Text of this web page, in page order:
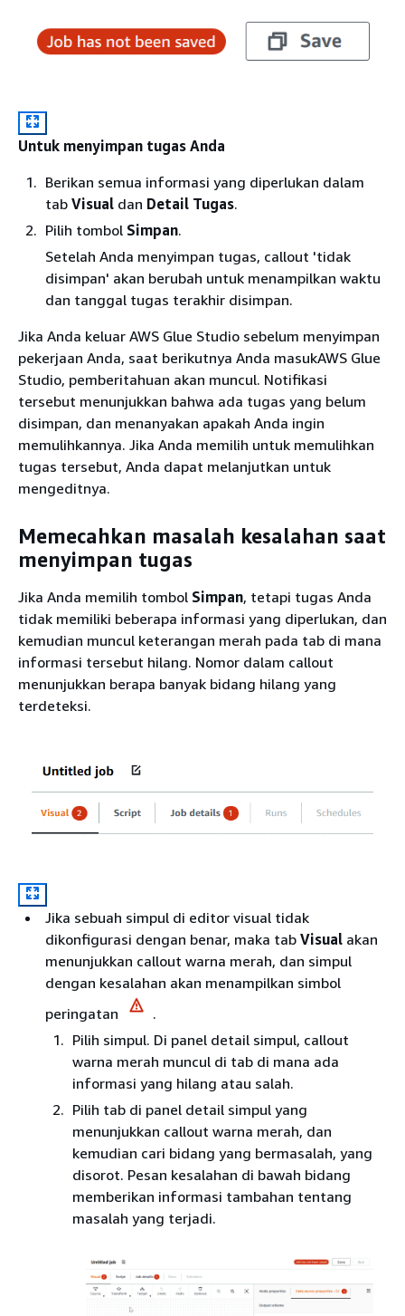
Untuk menyimpan tugas Anda
Berikan semua informasi yang diperlukan dalam
tab Visual dan Detail Tugas.
Pilih tombol Simpan.
Setelah Anda menyimpan tugas, callout 'tidak
disimpan' akan berubah untuk menampilkan waktu
dan tanggal tugas terakhir disimpan.
Jika Anda keluar AWS Glue Studio sebelum menyimpan
pekerjaan Anda, saat berikutnya Anda masukAWS Glue
Studio, pemberitahuan akan muncul. Notifikasi
tersebut menunjukkan bahwa ada tugas yang belum
disimpan, dan menanyakan apakah Anda ingin
memulihkannya. Jika Anda memilih untuk memulihkan
tugas tersebut, Anda dapat melanjutkan untuk
mengeditnya.
Memecahkan masalah kesalahan saat
menyimpan tugas
Jika Anda memilih tombol Simpan, tetapi tugas Anda
tidak memiliki beberapa informasi yang diperlukan, dan
kemudian muncul keterangan merah pada tab di mana
informasi tersebut hilang. Nomor dalam callout
menunjukkan berapa banyak bidang hilang yang
terdeteksi.
Jika sebuah simpul di editor visual tidak
dikonfigurasi dengan benar, maka tab Visual akan
menunjukkan callout warna merah, dan simpul
dengan kesalahan akan menampilkan simbol
peringatan
.
Pilih simpul. Di panel detail simpul, callout
warna merah muncul di tab di mana ada
informasi yang hilang atau salah.
Pilih tab di panel detail simpul yang
menunjukkan callout warna merah, dan
kemudian cari bidang yang bermasalah, yang
disorot. Pesan kesalahan di bawah bidang
memberikan informasi tambahan tentang
masalah yang terjadi.